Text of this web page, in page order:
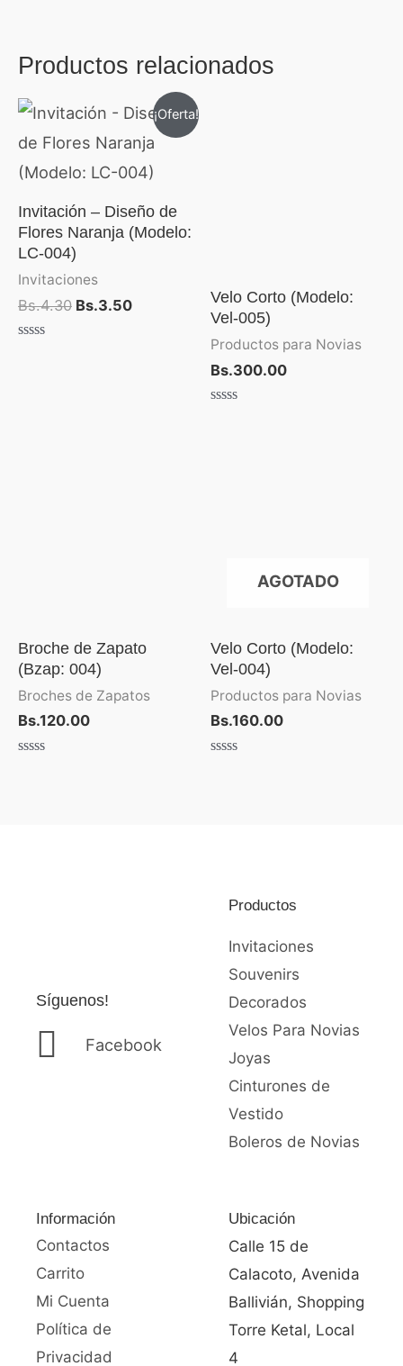
Productos relacionados
¡Oferta!
Invitación – Diseño de
Flores Naranja (Modelo:
LC-004)
Invitaciones
Bs.4.30
El
precio
original
era:
Bs.4.30.
Bs.3.50
El
precio
actual
es:
Bs.3.50.
Velo Corto (Modelo:
Vel-005)
Productos para Novias
Bs.300.00
Broche de Zapato
(Bzap: 004)
Broches de Zapatos
Bs.120.00
AGOTADO
Velo Corto (Modelo:
Vel-004)
Productos para Novias
Bs.160.00
Síguenos!
Facebook
Productos
Invitaciones
Souvenirs
Decorados
Velos Para Novias
Joyas
Cinturones de
Vestido
Boleros de Novias
Información
Contactos
Carrito
Mi Cuenta
Política de
Privacidad
Ubicación
Calle 15 de
Calacoto, Avenida
Ballivián, Shopping
Torre Ketal, Local
4